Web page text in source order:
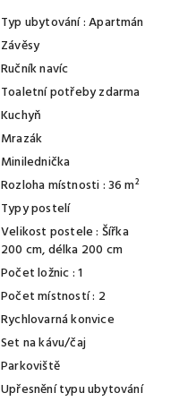
Typ ubytování : Apartmán
Závěsy
Ručník navíc
Toaletní potřeby zdarma
Kuchyň
Mrazák
Minilednička
Rozloha místnosti : 36 m²
Typy postelí
Velikost postele: Šířka
200 cm, délka 200 cm
Počet ložnic : 1
Počet místností : 2
Rychlovarná konvice
Set na kávu/čaj
Parkoviště
Upřesnění typu ubytování